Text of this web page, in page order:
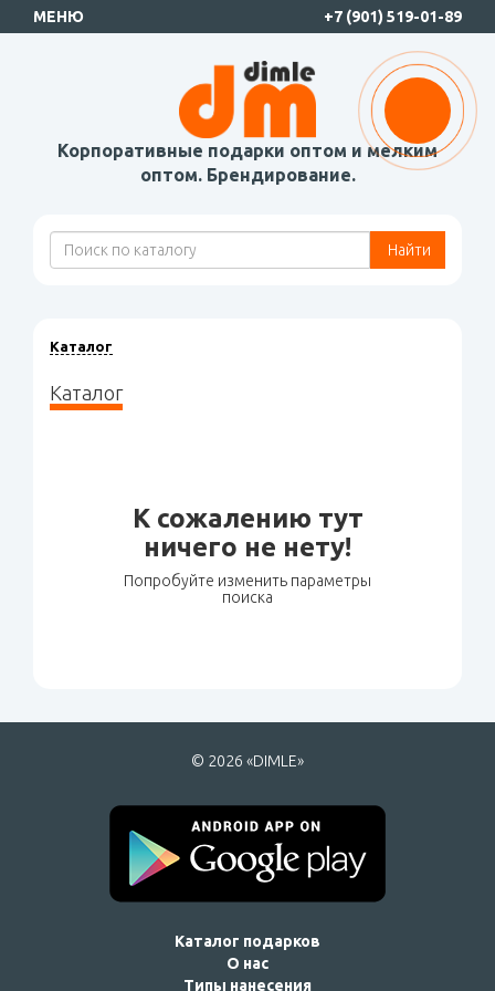
МЕНЮ +7 (901) 519-01-89
Корпоративные подарки оптом и мелким
оптом. Брендирование.
Найти
Каталог
Каталог
К сожалению тут
ничего не нету!
Попробуйте изменить параметры
поиска
© 2026 «DIMLE»
Каталог подарков
О нас
Типы нанесения